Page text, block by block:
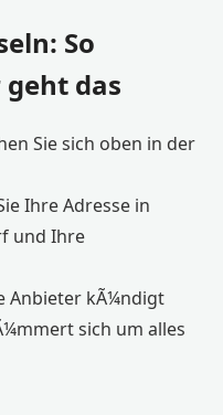
So
das
Sie sich oben in der
Ihre Adresse in
und Ihre
Anbieter kÃ¼ndigt
sich um alles